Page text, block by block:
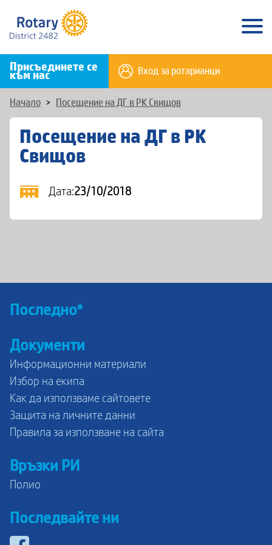
Присъединете се
към нас Вход за ротарианци
Начало > Посещение на ДГ в РК Свищов
Посещение на ДГ в РК
Свищов
Дата:23/10/2018
Последно*
Документи
Информационни материали
Избор на екипа
Как да използваме сайтовете
Защита на личните данни
Правила за използване на сайта
Връзки РИ
Полио
Последвайте ни